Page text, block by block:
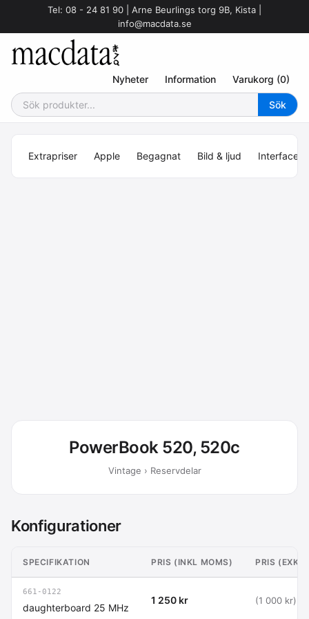
Tel: 08 - 24 81 90 | Arne Beurlings torg 9B, Kista |
info@macdata.se
Nyheter Information Varukorg (0)
Extrapriser Apple Begagnat Bild & ljud Interface
PowerBook 520, 520c
Vintage › Reservdelar
Konfigurationer
SPECIFIKATION PRIS (INKL MOMS) PRIS (EXKL
661-0122
daughterboard 25 MHz
1 250 kr (1 000 kr)